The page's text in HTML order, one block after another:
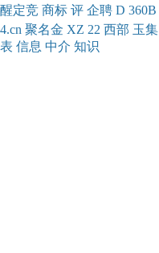
醒定竞 商标 评 企聘 D 360B
4.cn 聚名金 XZ 22 西部 玉集
表 信息 中介 知识